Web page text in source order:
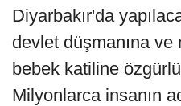
Diyarbakır'da
devlet düşmanına ve
bebek katiline
Milyonlarca insanın